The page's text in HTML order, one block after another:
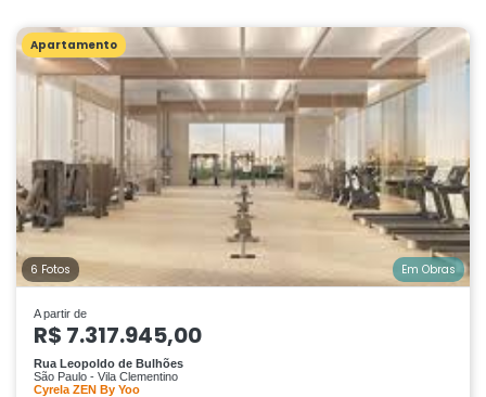
Apartamento
6 Fotos Em Obras
A partir de
R$ 7.317.945,00
Rua Leopoldo de Bulhões
São Paulo - Vila Clementino
Cyrela ZEN By Yoo